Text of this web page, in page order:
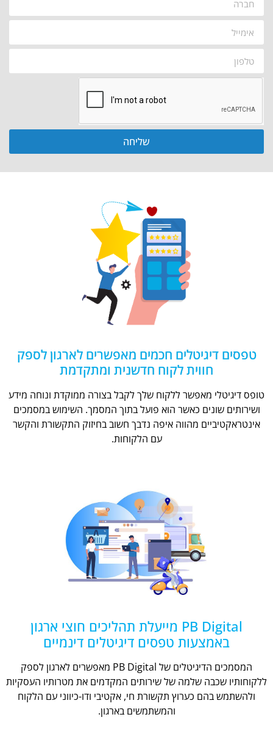
שליחה
טפסים דיגיטלים חכמים מאפשרים לארגון לספק
חווית לקוח חדשנית ומתקדמת
טופס דיגיטלי מאפשר ללקוח שלך לקבל בצורה ממוקדת ונוחה מידע
ושירותים שונים כאשר הוא פועל בתוך המסמך. השימוש במסמכים
אינטראקטיביים מהווה איפה נדבך חשוב בחיזוק התקשורת והקשר
עם הלקוחות.
PB Digital מייעלת תהליכים חוצי ארגון
באמצעות טפסים דיגיטלים דינמיים
המסמכים הדיגיטלים של PB Digital מאפשרים לארגון לספק
ללקוחותיו שכבה שלמה של שירותים המקדמים את מטרותיו העסקיות
ולהשתמש בהם כערוץ תקשורת חי, אקטיבי ודו-כיווני עם הלקוח
והמשתמשים בארגון.